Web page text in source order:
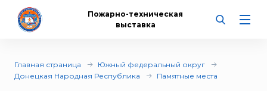
Пожарно-техническая
выставка
Главная страница
Южный федеральный округ
Донецкая Народная Республика
Памятные места